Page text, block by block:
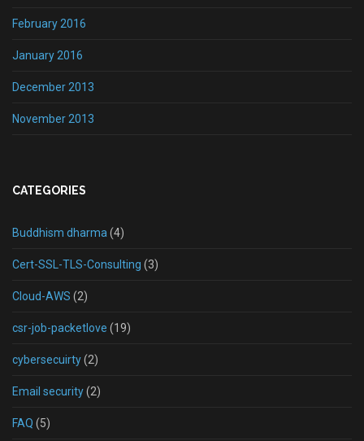
February 2016
January 2016
December 2013
November 2013
CATEGORIES
Buddhism dharma (4)
Cert-SSL-TLS-Consulting (3)
Cloud-AWS (2)
csr-job-packetlove (19)
cybersecuirty(2)
Email security(2)
FAQ (5)